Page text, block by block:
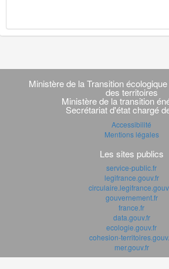
Navigation
transverse
Ministère de la Transition
des territoires
Ministère de la transition
Secrétariat d'état chargé
Accessibilité
Mentions légales
Les sites publics
service-public.fr
legifrance.gouv.fr
gouvernement.fr
france.fr
data.gouv.fr
ecologie.gouv.fr
cohesion-
mer.gouv.fr